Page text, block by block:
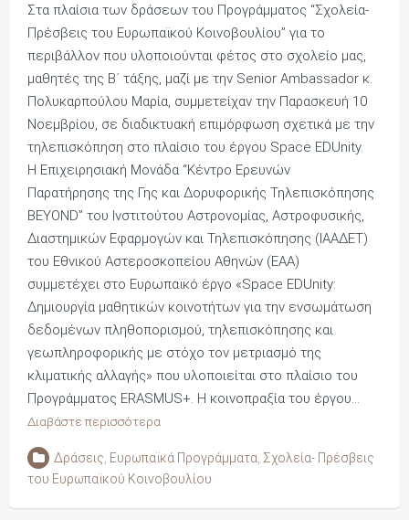
Στα πλαίσια των δράσεων του Προγράμματος “Σχολεία-
Πρέσβεις του Ευρωπαϊκού Κοινοβουλίου” για το
περιβάλλον που υλοποιούνται φέτος στο σχολείο μας,
μαθητές της Β΄ τάξης, μαζί με την Senior Ambassador κ.
Πολυκαρπούλου Μαρία, συμμετείχαν την Παρασκευή 10
Νοεμβρίου, σε διαδικτυακή επιμόρφωση σχετικά με την
τηλεπισκόπηση στο πλαίσιο του έργου Space EDUnity.
H Επιχειρησιακή Μονάδα “Κέντρο Ερευνών
Παρατήρησης της Γης και Δορυφορικής Τηλεπισκόπησης
BEYOND” του Ινστιτούτου Αστρονομίας, Αστροφυσικής,
Διαστημικών Εφαρμογών και Τηλεπισκόπησης (ΙΑΑΔΕΤ)
του Εθνικού Αστεροσκοπείου Αθηνών (ΕΑΑ)
συμμετέχει στο Ευρωπαϊκό έργο «Space EDUnity:
Δημιουργία μαθητικών κοινοτήτων για την ενσωμάτωση
δεδομένων πληθοπορισμού, τηλεπισκόπησης και
γεωπληροφορικής με στόχο τον μετριασμό της
κλιματικής αλλαγής» που υλοποιείται στο πλαίσιο του
Προγράμματος ERASMUS+. Η κοινοπραξία του έργου…
Διαβάστε περισσότερα
Δράσεις, Ευρωπαϊκά Προγράμματα, Σχολεία- Πρέσβεις
του Ευρωπαϊκού Κοινοβουλίου